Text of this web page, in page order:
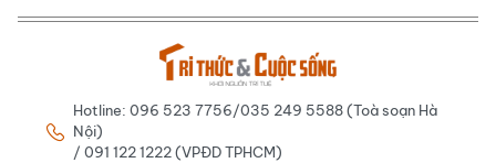
Hotline: 096 523 7756/035 249 5588 (Toà soạn Hà
Nội)
/ 091 122 1222 (VPĐD TPHCM)